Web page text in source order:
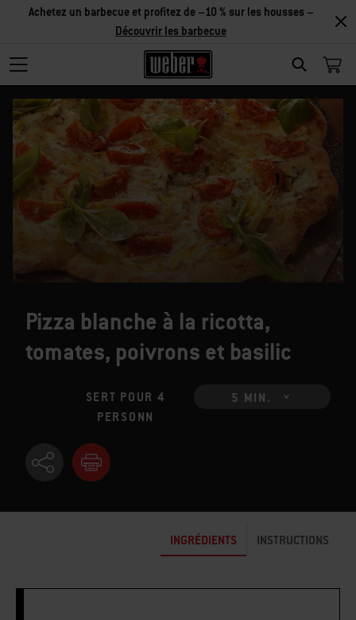
SEARCH
Achetez un barbecue et profitez de –10 % sur les housses –
Découvrir les barbecue
Pizza blanche à la ricotta,
tomates, poivrons et basilic
SERT POUR 4
PERSONN
5 MIN.
INGRÉDIENTS INSTRUCTIONS